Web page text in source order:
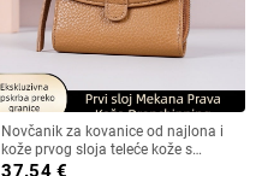
Novčanik za kovanice od najlona i
kože prvog sloja teleće kože s
mikrovlaknom, jednofarban uzorak,
37.54€